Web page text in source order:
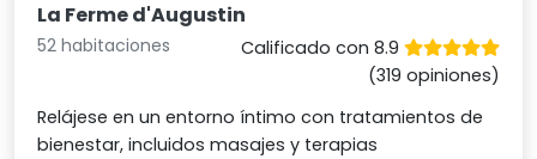
La Ferme d'Augustin
52 habitaciones
Calificado con 8.9
(319 opiniones)
Relájese en un entorno íntimo con tratamientos de
bienestar, incluidos masajes y terapias